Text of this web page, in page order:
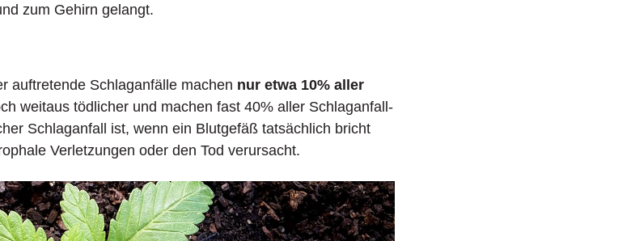
zum Gehirn gelangt.
auftretende Schlaganfälle machen nur etwa 10% aller
weitaus tödlicher und machen fast 40% aller Schlaganfall-
Schlaganfall ist, wenn ein Blutgefäß tatsächlich bricht
Verletzungen oder den Tod verursacht.